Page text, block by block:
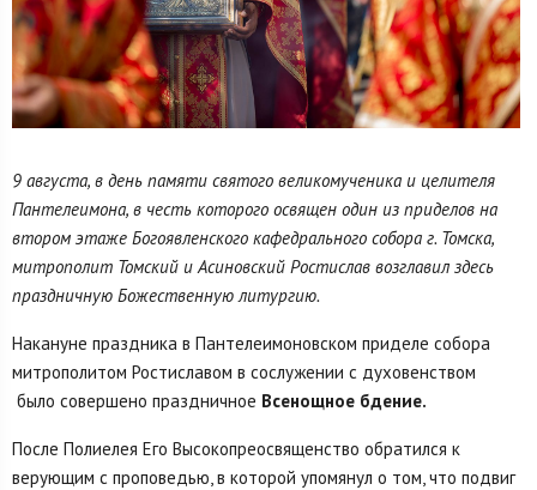
9 августа, в день памяти святого великомученика и целителя
Пантелеимона, в честь которого освящен один из приделов на
втором этаже Богоявленского кафедрального собора г. Томска,
митрополит Томский и Асиновский Ростислав возглавил здесь
праздничную Божественную литургию.
Накануне праздника в Пантелеимоновском приделе собора
митрополитом Ростиславом в сослужении с духовенством
было совершено праздничное Всенощное бдение.
После Полиелея Его Высокопреосвященство обратился к
верующим с проповедью, в которой упомянул о том, что подвиг